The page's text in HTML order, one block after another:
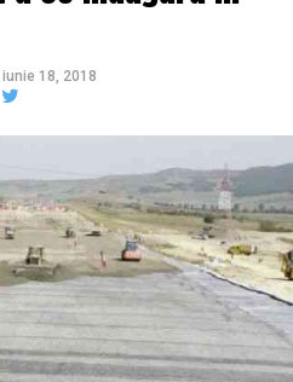
iunie 18, 2018